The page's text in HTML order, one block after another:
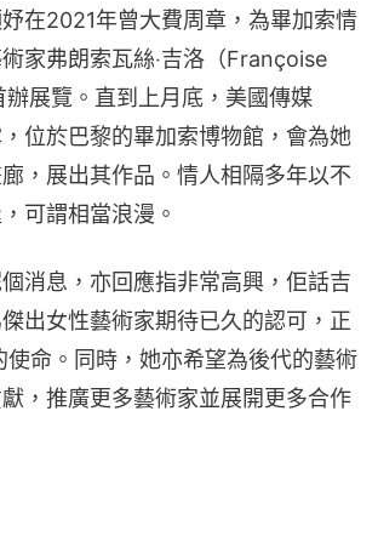
在2021年曾大費周章，為畢加索情
家弗朗索瓦絲‧吉洛（Françoise
展覽。直到上月底，美國傳媒
位於巴黎的畢加索博物館，會為她
，展出其作品。情人相隔多年以不
可謂相當浪漫。
消息，亦回應指非常高興，佢話吉
出女性藝術家期待已久的認可，正
命。同時，她亦希望為後代的藝術
，推廣更多藝術家並展開更多合作